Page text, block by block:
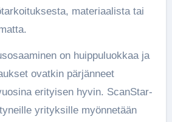
materiaalista tai
on huippuluokkaa ja
ovatkin pärjänneet
erityisen hyvin. ScanStar-
yrityksille myönnetään